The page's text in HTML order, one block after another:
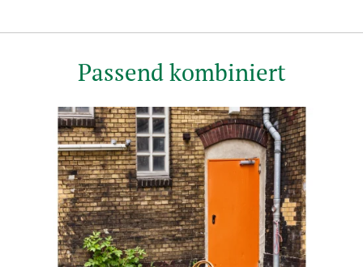
Passend kombiniert